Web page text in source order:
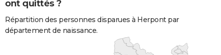
ont quittés ?
Répartition des personnes disparues à Herpont par
département de naissance.